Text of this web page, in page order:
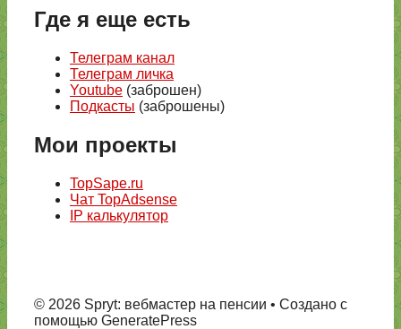
Где я еще есть
Телеграм канал
Телеграм личка
Youtube (заброшен)
Подкасты (заброшены)
Мои проекты
TopSape.ru
Чат TopAdsense
IP калькулятор
© 2026 Spryt: вебмастер на пенсии • Создано с
помощью GeneratePress